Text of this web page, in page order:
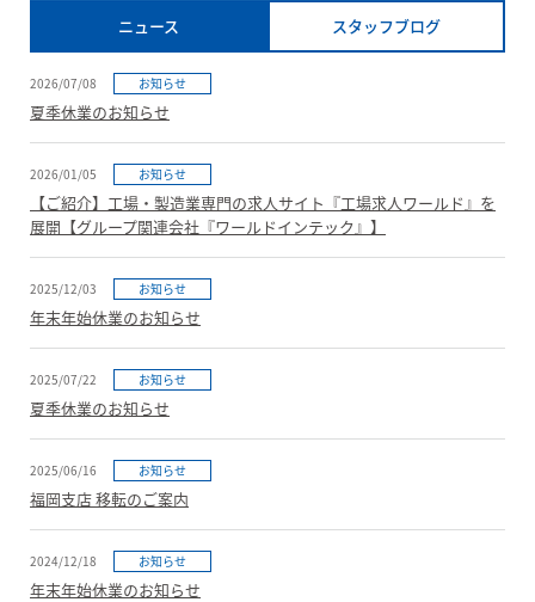
ニュース スタッフブログ
2026/07/08 お知らせ
夏季休業のお知らせ
2026/01/05 お知らせ
【ご紹介】工場・製造業専門の求人サイト『工場求人ワールド』を
展開【グループ関連会社『ワールドインテック』】
2025/12/03 お知らせ
年末年始休業のお知らせ
2025/07/22 お知らせ
夏季休業のお知らせ
2025/06/16 お知らせ
福岡支店 移転のご案内
2024/12/18 お知らせ
年末年始休業のお知らせ